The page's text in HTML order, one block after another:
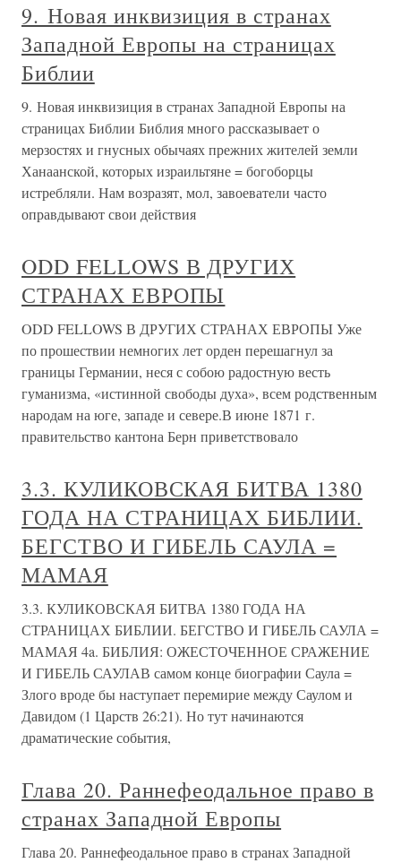
9. Новая инквизиция в странах
Западной Европы на страницах
Библии
9. Новая инквизиция в странах Западной Европы на
страницах Библии Библия много рассказывает о
мерзостях и гнусных обычаях прежних жителей земли
Ханаанской, которых израильтяне = богоборцы
истребляли. Нам возразят, мол, завоеватели часто
оправдывают свои действия
ODD FELLOWS В ДРУГИХ
СТРАНАХ ЕВРОПЫ
ODD FELLOWS В ДРУГИХ СТРАНАХ ЕВРОПЫ Уже
по прошествии немногих лет орден перешагнул за
границы Германии, неся с собою радостную весть
гуманизма, «истинной свободы духа», всем родственным
народам на юге, западе и севере.В июне 1871 г.
правительство кантона Берн приветствовало
3.3. КУЛИКОВСКАЯ БИТВА 1380
ГОДА НА СТРАНИЦАХ БИБЛИИ.
БЕГСТВО И ГИБЕЛЬ САУЛА =
МАМАЯ
3.3. КУЛИКОВСКАЯ БИТВА 1380 ГОДА НА
СТРАНИЦАХ БИБЛИИ. БЕГСТВО И ГИБЕЛЬ САУЛА =
МАМАЯ 4a. БИБЛИЯ: ОЖЕСТОЧЕННОЕ СРАЖЕНИЕ
И ГИБЕЛЬ САУЛАВ самом конце биографии Саула =
Злого вроде бы наступает перемирие между Саулом и
Давидом (1 Царств 26:21). Но тут начинаются
драматические события,
Глава 20. Раннефеодальное право в
странах Западной Европы
Глава 20. Раннефеодальное право в странах Западной